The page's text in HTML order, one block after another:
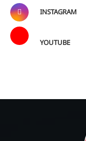
INSTAGRAM
YOUTUBE